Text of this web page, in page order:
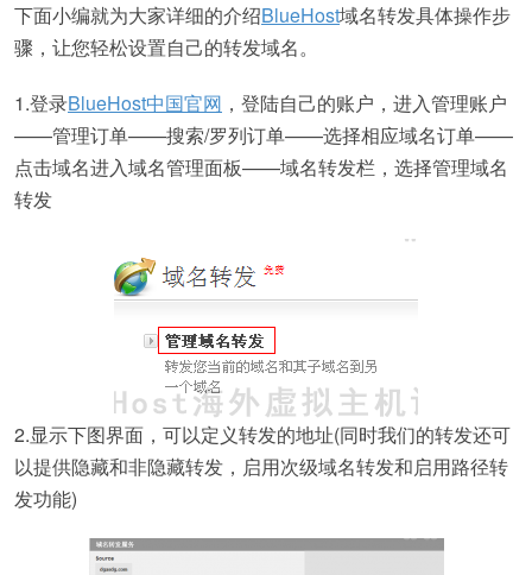
下面小编就为大家详细的介绍BlueHost域名转发具体操作步
骤，让您轻松设置自己的转发域名。
1.登录BlueHost中国官网 ，登陆自己的账户，进入管理账户
——管理订单——搜索/罗列订单——选择相应域名订单——
点击域名进入域名管理面板——域名转发栏，选择管理域名
转发
2.显示下图界面，可以定义转发的地址(同时我们的转发还可
以提供隐藏和非隐藏转发，启用次级域名转发和启用路径转
发功能)